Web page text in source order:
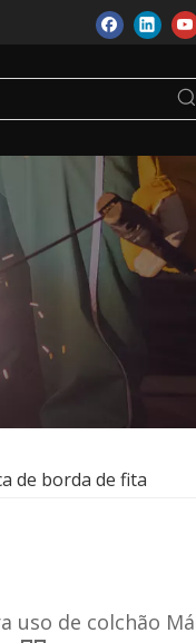
de borda de fita
uso de colchão